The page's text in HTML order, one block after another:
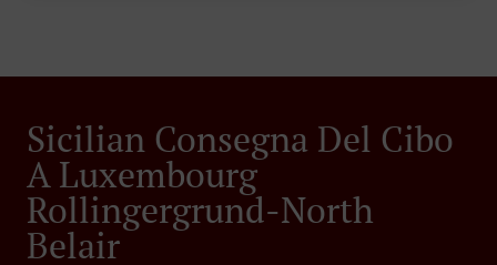
Sicilian Consegna Del Cibo
A Luxembourg
Rollingergrund-North
Belair